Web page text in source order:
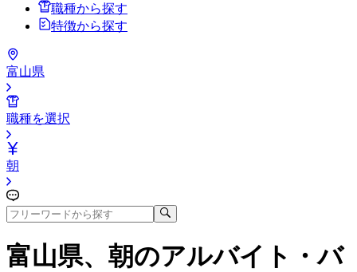
職種から探す
特徴から探す
富山県
職種を選択
朝
富山県、朝のアルバイト・バ